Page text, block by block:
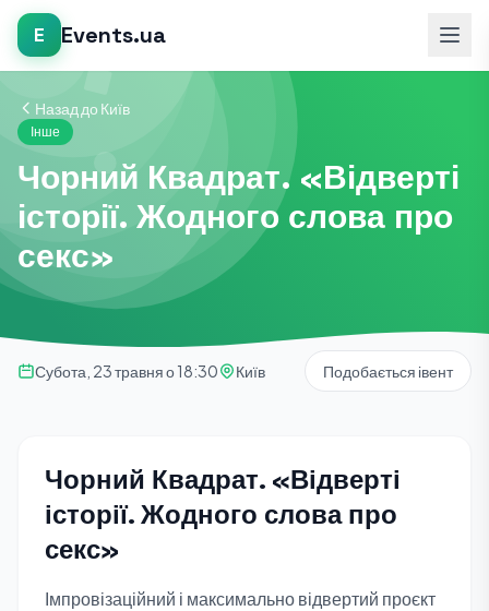
E Events.ua
Назад до Київ
Інше
Чорний Квадрат. «Відверті
історії. Жодного слова про
секс»
Субота, 23 травня о 18:30 Київ Подобається івент
Чорний Квадрат. «Відверті
історії. Жодного слова про
секс»
Імпровізаційний і максимально відвертий проєкт